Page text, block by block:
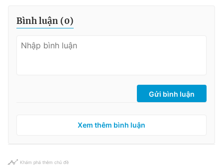
Bình luận (0)
Gửi bình luận
Xem thêm bình luận
Khám phá thêm chủ đề